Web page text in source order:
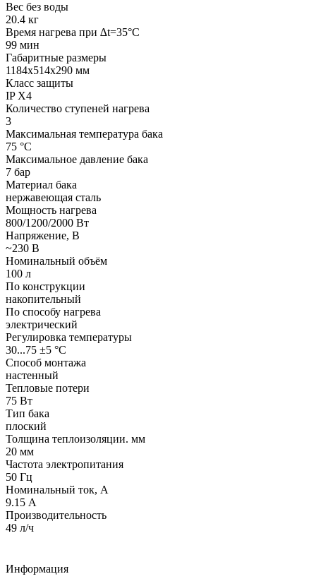
Вес без воды
20.4 кг
Время нагрева при ∆t=35°C
99 мин
Габаритные размеры
1184х514х290 мм
Класс защиты
IP X4
Количество ступеней нагрева
3
Максимальная температура бака
75 °С
Максимальное давление бака
7 бар
Материал бака
нержавеющая сталь
Мощность нагрева
800/1200/2000 Вт
Напряжение, В
~230 В
Номинальный объём
100 л
По конструкции
накопительный
По способу нагрева
электрический
Регулировка температуры
30...75 ±5 °С
Способ монтажа
настенный
Тепловые потери
75 Вт
Тип бака
плоский
Толщина теплоизоляции. мм
20 мм
Частота электропитания
50 Гц
Номинальный ток, А
9.15 А
Производительность
49 л/ч
Информация